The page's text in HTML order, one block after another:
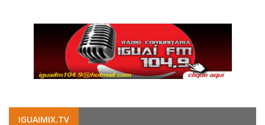
IGUAIMIX.TV